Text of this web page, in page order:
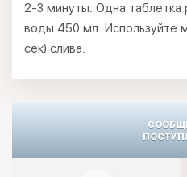
2-3 минуты. Одна таблетка
воды 450 мл. Используйте
сек) слива.